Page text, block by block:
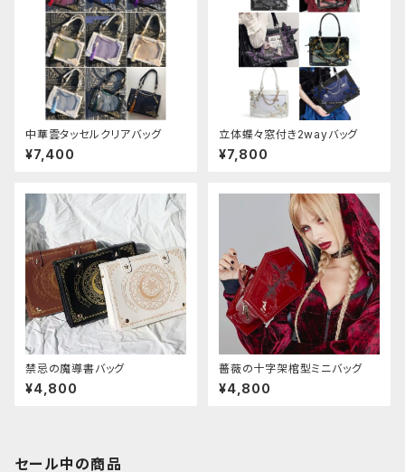
中華雲タッセルクリアバッグ
¥7,400
立体蝶々窓付き2wayバッグ
¥7,800
禁忌の魔導書バッグ
¥4,800
薔薇の十字架棺型ミニバッグ
¥4,800
セール中の商品